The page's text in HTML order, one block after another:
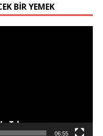
BIR YEMEK
06:55